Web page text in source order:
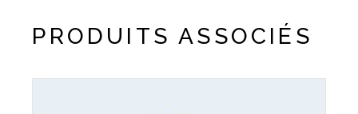
PRODUITS ASSOCIÉS